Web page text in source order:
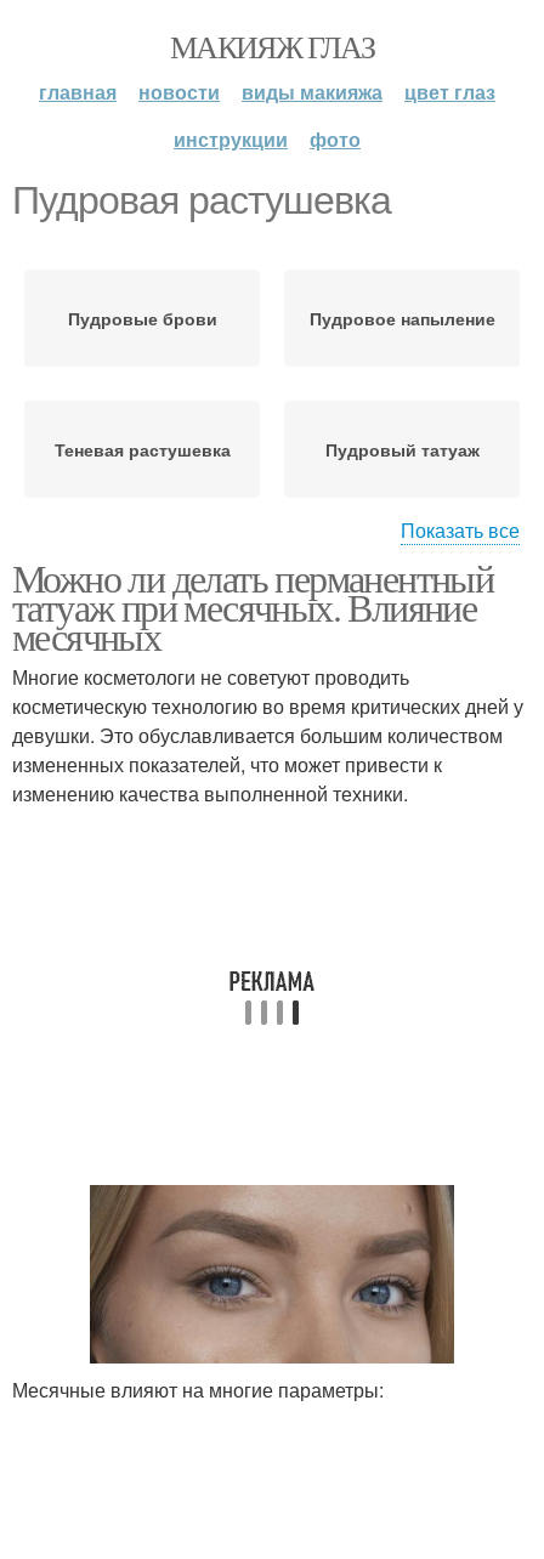
МАКИЯЖ ГЛАЗ
главная новости виды макияжа
цвет глаз
инструкции
фото
Пудровая растушевка
Пудровые брови Пудровое напыление
Теневая растушевка Пудровый татуаж
Брови с растушевкой Мягкая растушевка
Брови с пудровым
эффектом
Показать все
Можно ли делать перманентный
татуаж при месячных. Влияние
месячных
Многие косметологи не советуют проводить
косметическую технологию во время критических дней у
девушки. Это обуславливается большим количеством
измененных показателей, что может привести к
изменению качества выполненной техники.
Месячные влияют на многие параметры: